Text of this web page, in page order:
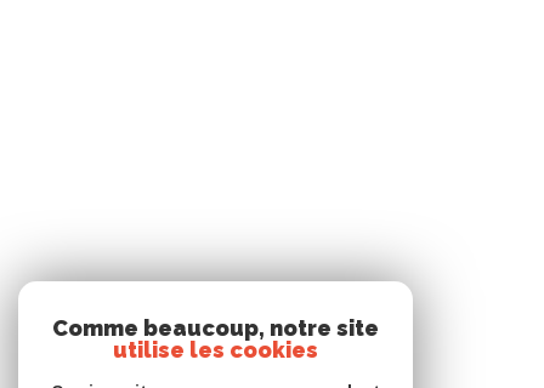
Comme beaucoup, notre site
utilise les cookies